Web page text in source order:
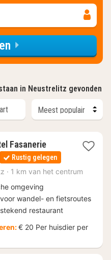
in Neustrelitz gevonden
Fasanerie1
nacht
vanaf
€
Rustig gelegen
· 1 km van het centrum
omgeving
wandel- en fietsroutes
restaurant
€ 20 Per huisdier per